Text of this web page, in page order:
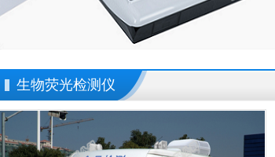
生物荧光检测仪